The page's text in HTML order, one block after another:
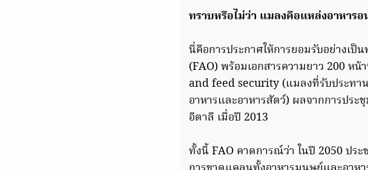
ทราบหรือไม่ว่า แมลงคือแหล่งอาหารอ
นี่คือการประกาศให้การยอมรับอย่างเป็
(FAO) พร้อมเอกสารความยาว 200 ห
and feed security (แมลงที่รับประทา
อาหารและอาหารสัตว์) ผลจากการปร
อิตาลี เมื่อปี 2013
ทั้งนี้ FAO คาดการณ์ว่า ในปี 2050 ปร